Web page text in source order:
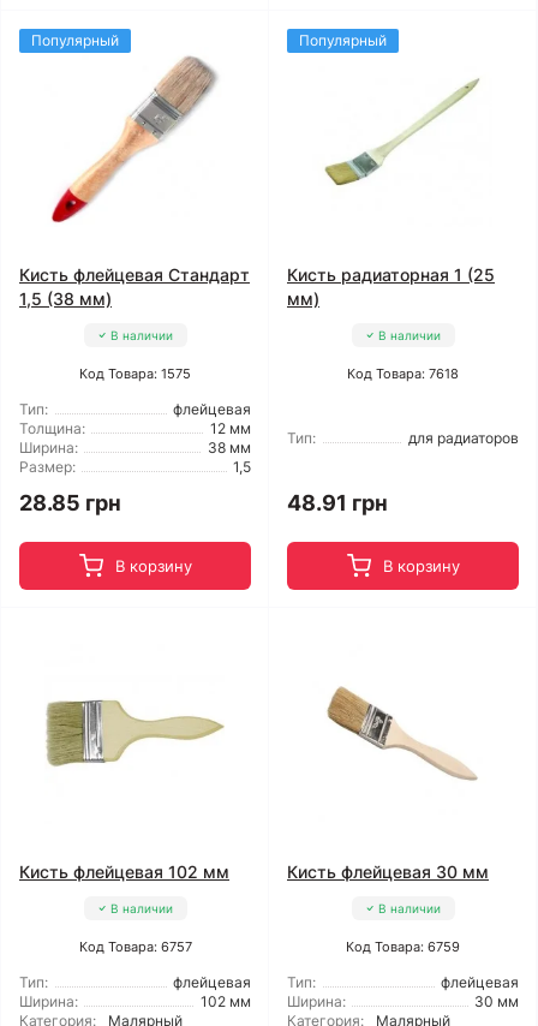
Популярный
Кисть флейцевая Стандарт
1,5 (38 мм)
В наличии
Код Товара: 1575
Тип:
флейцевая
Толщина:
12 мм
Ширина:
38 мм
Размер:
1,5
28.85 грн
В корзину
Популярный
Кисть радиаторная 1 (25
мм)
В наличии
Код Товара: 7618
Тип: для радиаторов
48.91 грн
В корзину
Кисть флейцевая 102 мм
В наличии
Код Товара: 6757
Тип:
флейцевая
Ширина:
102 мм
Категория:
Малярный
Кисть флейцевая 30 мм
В наличии
Код Товара: 6759
Тип:
флейцевая
Ширина:
30 мм
Категория:
Малярный